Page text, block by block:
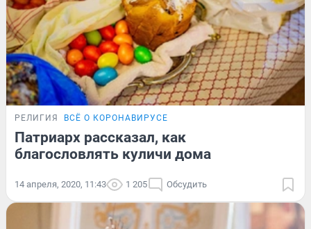
РЕЛИГИЯ ВСЁ О КОРОНАВИРУСЕ
Патриарх рассказал, как
благословлять куличи дома
14 апреля, 2020, 11:43 1 205 Обсудить